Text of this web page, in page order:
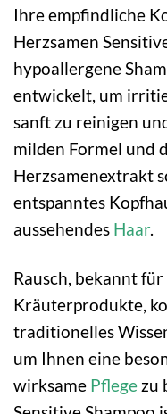
Ihre empfindliche
Herzsamen
hypoallergene
entwickelt, um
sanft zu reinigen
milden Formel und
Herzsamenextrakt
entspanntes
aussehendes Haar.
Rausch, bekannt
Kräuterprodukte,
traditionelles
um Ihnen eine
wirksame Pflege zu